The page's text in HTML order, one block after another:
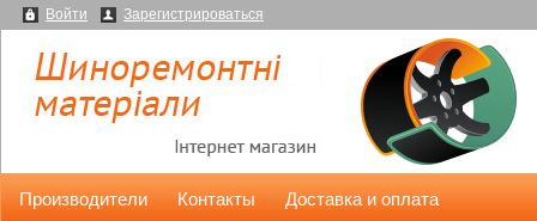
Войти Зарегистрироваться
Производители Контакты Доставка и оплата